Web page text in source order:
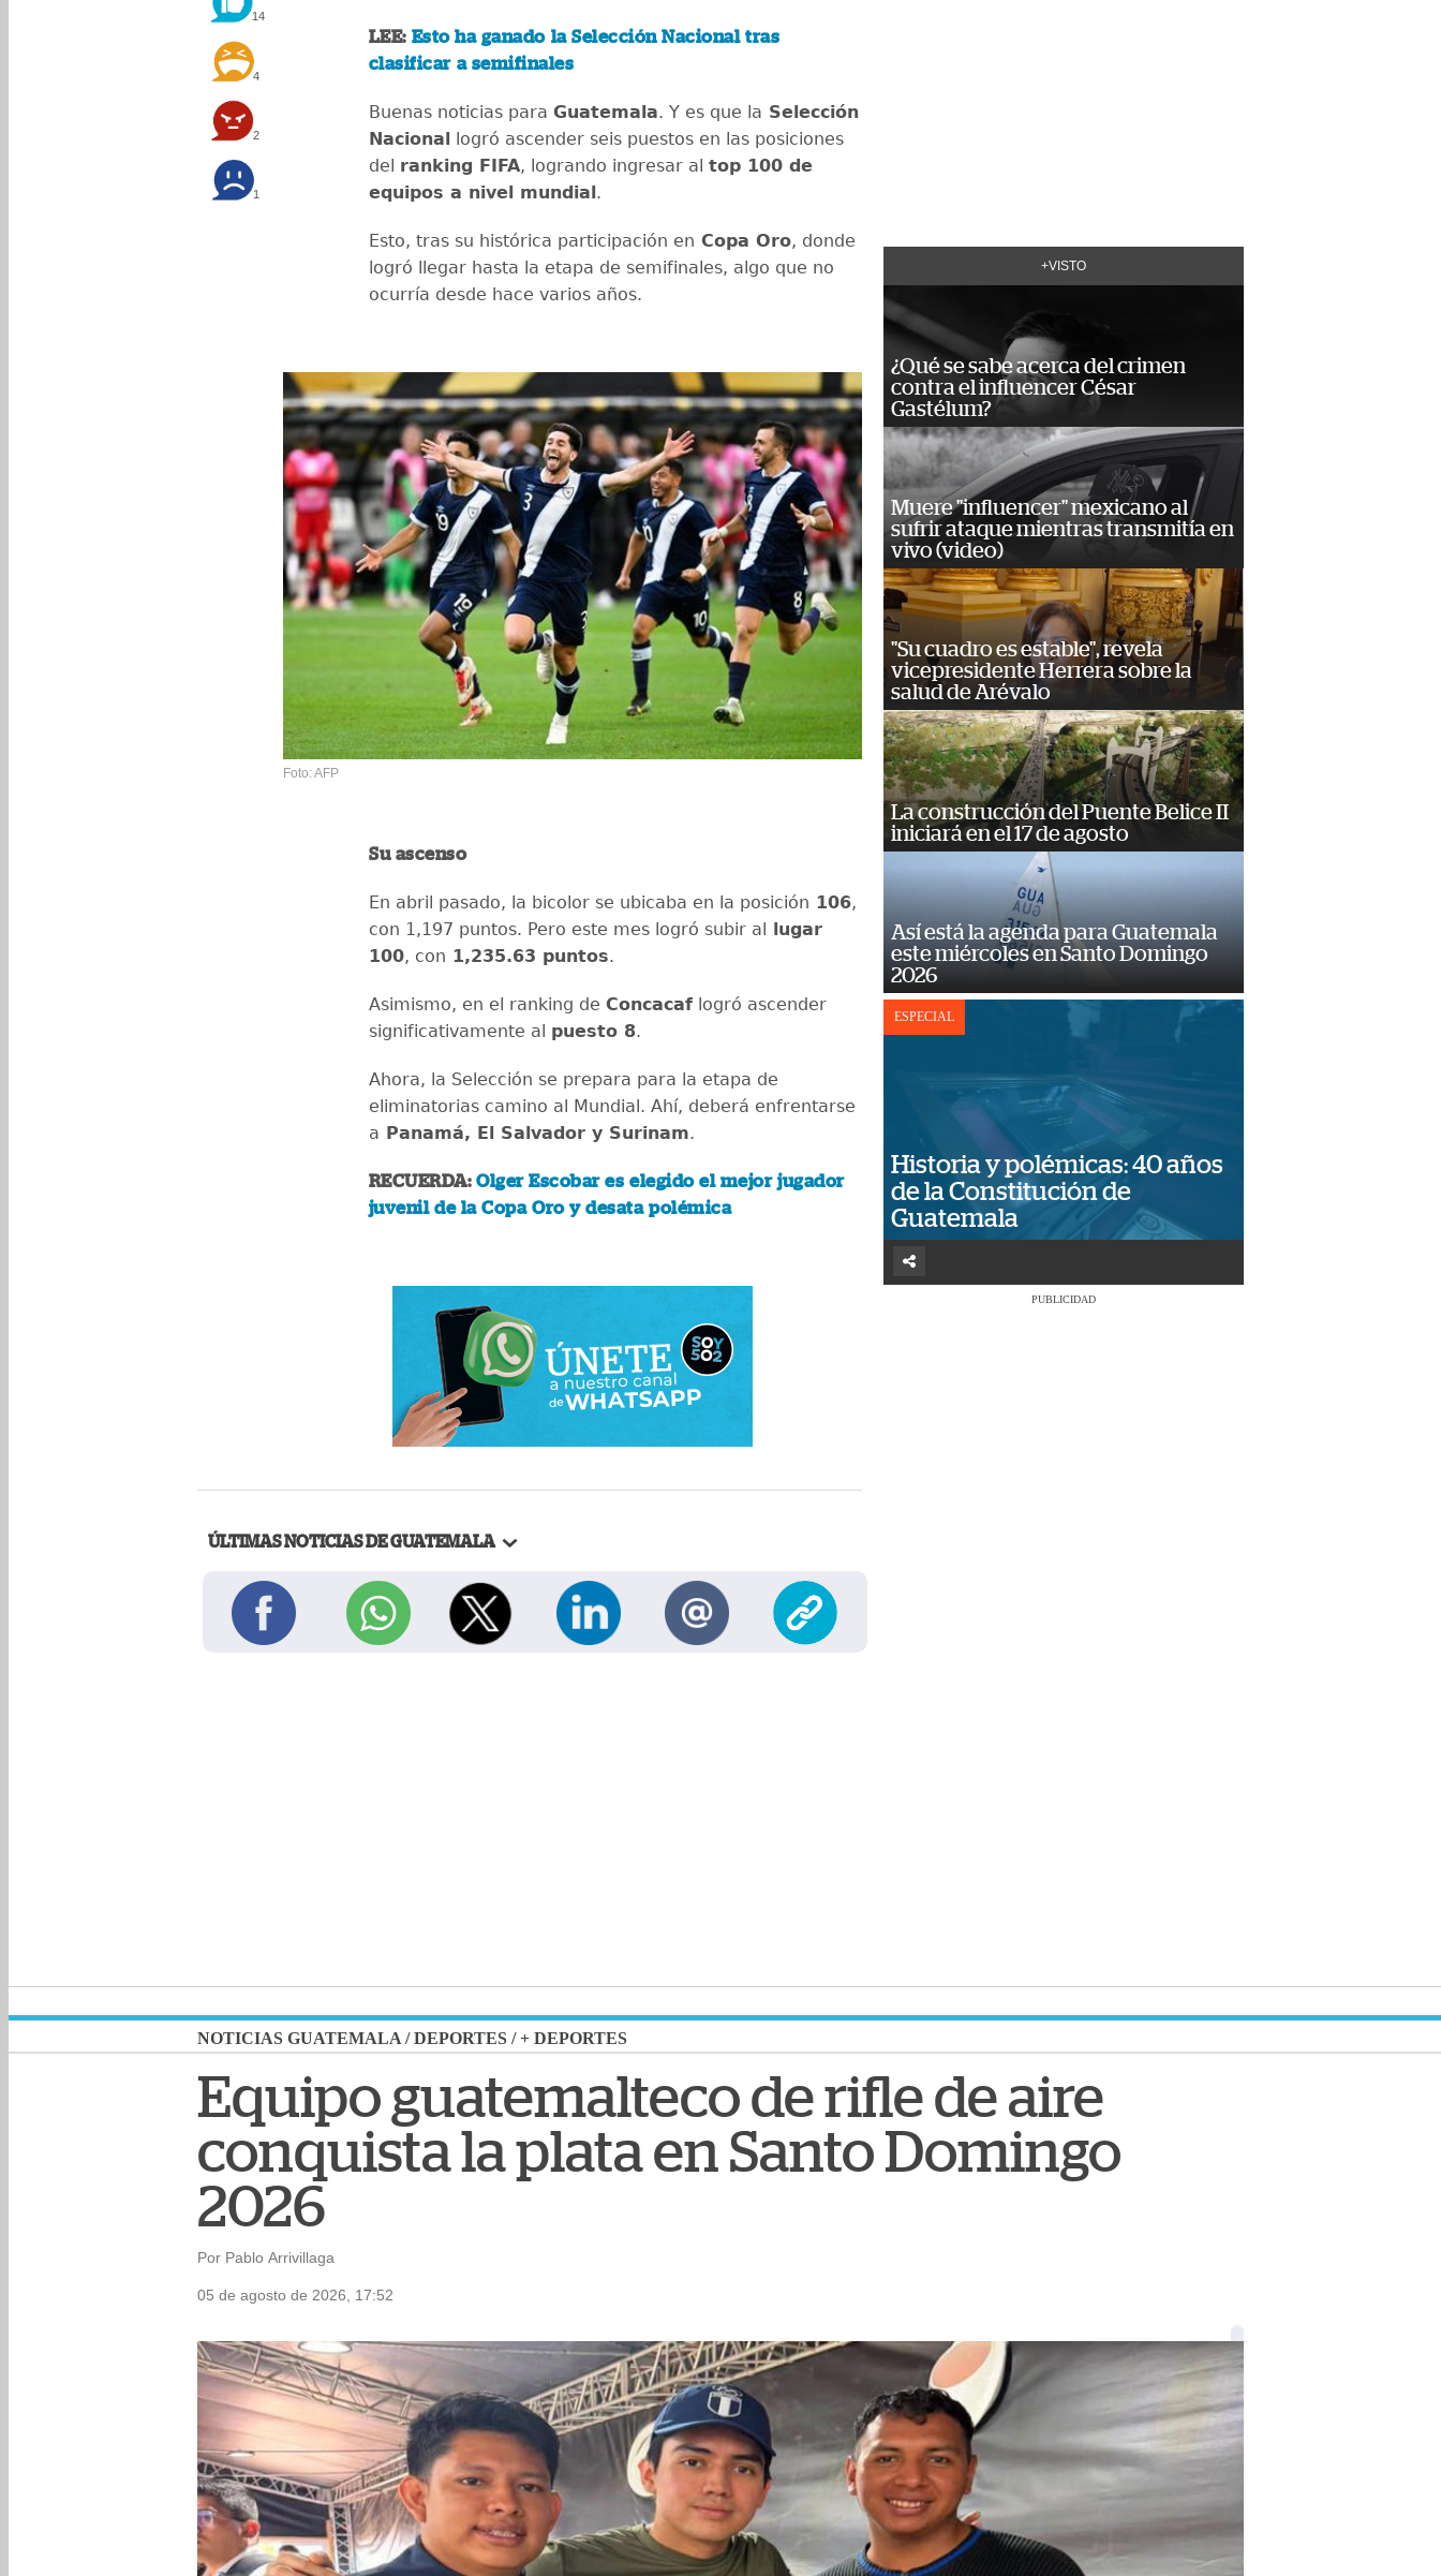
14
4
2
1
LEE: Esto ha ganado la Selección Nacional tras
clasificar a semifinales
Buenas noticias para Guatemala. Y es que la Selección
Nacional logró ascender seis puestos en las posiciones
del ranking FIFA, logrando ingresar al top 100 de
equipos a nivel mundial.
Esto, tras su histórica participación en Copa Oro, donde
logró llegar hasta la etapa de semifinales, algo que no
ocurría desde hace varios años.
Foto: AFP
Su ascenso
En abril pasado, la bicolor se ubicaba en la posición 106,
con 1,197 puntos. Pero este mes logró subir al lugar
100, con 1,235.63 puntos.
Asimismo, en el ranking de Concacaf logró ascender
significativamente al puesto 8.
Ahora, la Selección se prepara para la etapa de
eliminatorias camino al Mundial. Ahí, deberá enfrentarse
a Panamá, El Salvador y Surinam.
RECUERDA:Olger Escobar es elegido el mejor jugador
juvenil de la Copa Oro y desata polémica
ÚLTIMAS NOTICIAS DE GUATEMALA
+VISTO
¿Qué se sabe acerca del crimen
contra el influencer César
Gastélum?
Muere "influencer" mexicano al
sufrir ataque mientras transmitía en
vivo (video)
"Su cuadro es estable", revela
vicepresidente Herrera sobre la
salud de Arévalo
La construcción del Puente Belice II
iniciará en el 17 de agosto
Así está la agenda para Guatemala
este miércoles en Santo Domingo
2026
ESPECIAL
Historia y polémicas: 40 años
de la Constitución de
Guatemala
PUBLICIDAD
NOTICIAS GUATEMALA /DEPORTES /+ DEPORTES
Equipo guatemalteco de rifle de aire
conquista la plata en Santo Domingo
2026
Por Pablo Arrivillaga
05 de agosto de 2026, 17:52